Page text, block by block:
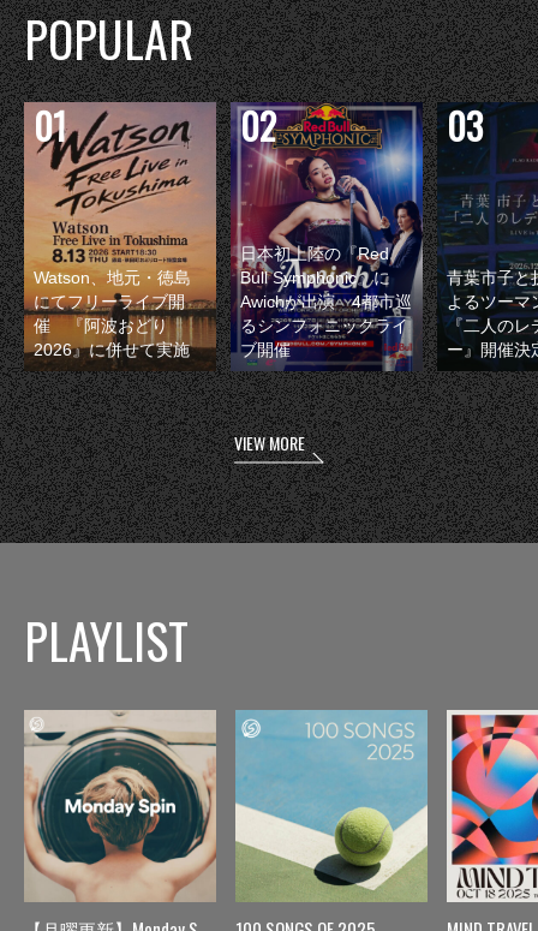
POPULAR
Watson、地元・徳島
にてフリーライブ開
催 『阿波おどり
2026』に併せて実施
日本初上陸の『Red
Bull Symphonic』に
Awichが出演 4都市巡
るシンフォニックライ
ブ開催
青葉市子と
よるツーマ
『二人のレ
ー』開催決
VIEW MORE
PLAYLIST